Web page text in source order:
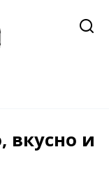
вкусно и